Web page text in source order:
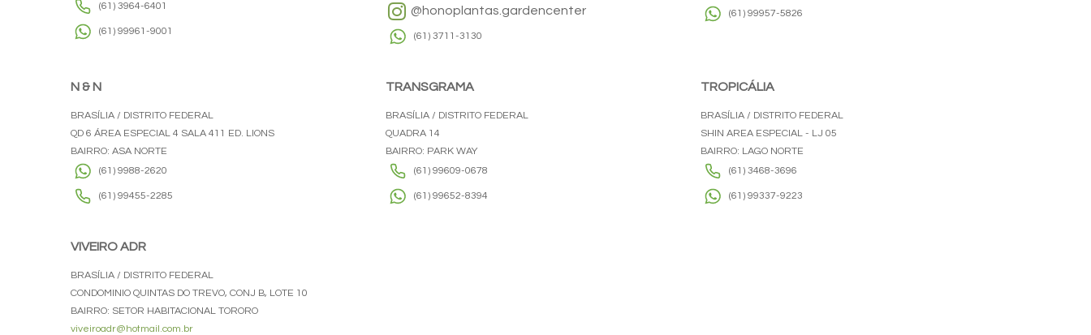
(61) 3964-6401
(61) 99961-9001
@honoplantas.gardencenter
(61) 3711-3130
(61) 99957-5826
N & N
BRASÍLIA / DISTRITO FEDERAL
QD 6 ÁREA ESPECIAL 4 SALA 411 ED. LIONS
BAIRRO: ASA NORTE
(61) 9988-2620
(61) 99455-2285
TRANSGRAMA
BRASÍLIA / DISTRITO FEDERAL
QUADRA 14
BAIRRO: PARK WAY
(61) 99609-0678
(61) 99652-8394
TROPICÁLIA
BRASÍLIA / DISTRITO FEDERAL
SHIN AREA ESPECIAL - LJ 05
BAIRRO: LAGO NORTE
(61) 3468-3696
(61) 99337-9223
VIVEIRO ADR
BRASÍLIA / DISTRITO FEDERAL
CONDOMINIO QUINTAS DO TREVO, CONJ B, LOTE 10
BAIRRO: SETOR HABITACIONAL TORORO
viveiroadr@hotmail.com.br